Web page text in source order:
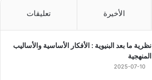
الأخيرة تعليقات
نظرية ما بعد البنيوية : الأفكار الأساسية والأساليب
المنهجية
2025-07-10